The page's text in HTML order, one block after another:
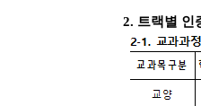
2. 트랙별 인